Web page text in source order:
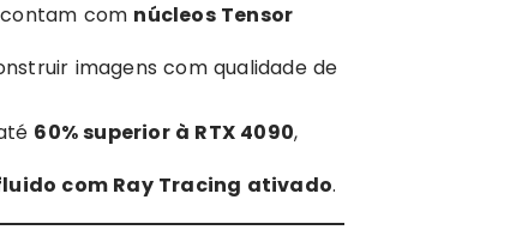
com núcleos Tensor
imagens com qualidade de
60% superior à RTX 4090,
com Ray Tracing ativado.